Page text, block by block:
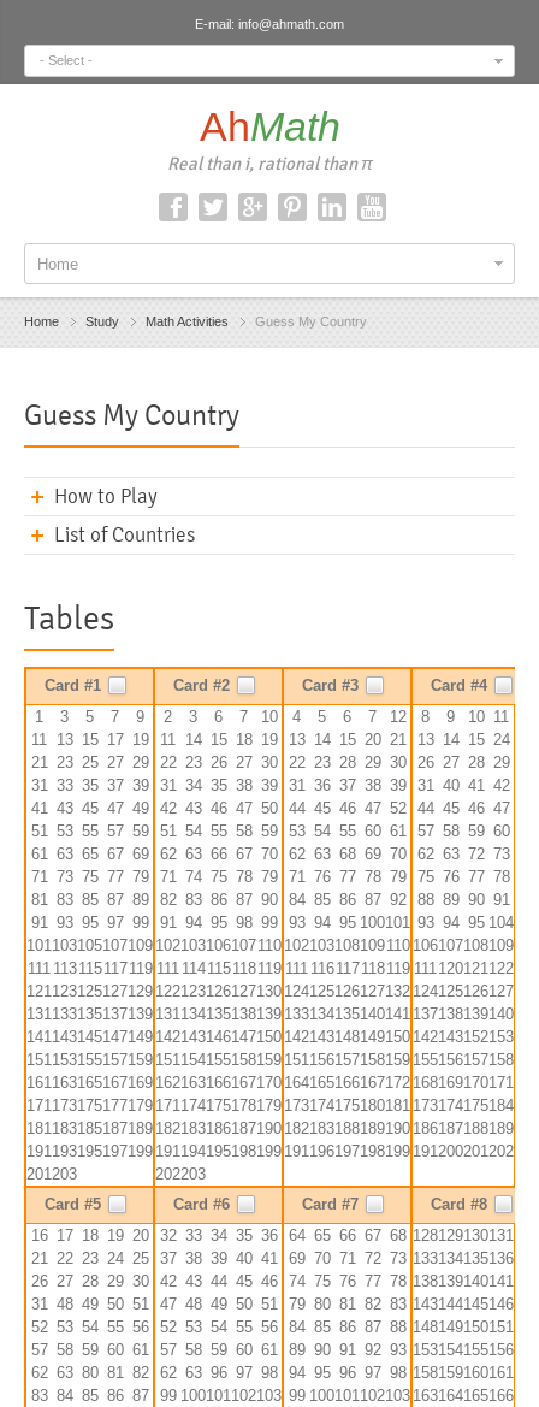
E-mail: info@ahmath.com
- Select -
AhMath
Real than i, rational than π
Home
Home Study Math Activities Guess My Country
Guess My Country
How to Play
List of Countries
Tables
Card #1
1
3 5 7
9
11 13 15 17 19
21 23 25 27 29
31 33 35 37 39
41 43 45 47 49
51 53 55 57 59
61 63 65 67 69
71 73 75 77 79
81 83 85 87 89
91 93 95 97 99
101103105107109
111 113115117119
121123125127129
131133135137139
141143145147149
151153155157159
161163165167169
171173175177179
181183185187189
191193195197199
201203
Card #2
2
3 6 7
10
11 14 15 18 19
22 23 26 27 30
31 34 35 38 39
42 43 46 47 50
51 54 55 58 59
62 63 66 67 70
71 74 75 78 79
82 83 86 87 90
91 94 95 98 99
102103106107110
111 114115118119
122123126127130
131134135138139
142143146147150
151154155158159
162163166167170
171174175178179
182183186187190
191194195198199
202203
Card #3
4
5 6 7
12
13 14 15 20 21
22 23 28 29 30
31 36 37 38 39
44 45 46 47 52
53 54 55 60 61
62 63 68 69 70
71 76 77 78 79
84 85 86 87 92
93 94 95 100101
102103108109110
111 116117118119
124125126127132
133134135140141
142143148149150
151156157158159
164165166167172
173174175180181
182183188189190
191196197198199
Card #4
8
9 10 11
13 14 15 24
26 27 28 29
31 40 41 42
44 45 46 47
57 58 59 60
62 63 72 73
75 76 77 78
88 89 90 91
93 94 95 104
106107108109
111120121122
124125126127
137138139140
142143152153
155156157158
168169170171
173174175184
186187188189
191200201202203
Card #5
16 17 18 19 20
21 22 23 24 25
26 27 28 29 30
31 48 49 50 51
52 53 54 55 56
57 58 59 60 61
62 63 80 81 82
83 84 85 86 87
Card #6
32 33 34 35 36
37 38 39 40 41
42 43 44 45 46
47 48 49 50 51
52 53 54 55 56
57 58 59 60 61
62 63 96 97 98
99 100101102103
Card #7
64 65 66 67 68
69 70 71 72 73
74 75 76 77 78
79 80 81 82 83
84 85 86 87 88
89 90 91 92 93
94 95 96 97 98
99 100101102103
Card #8
128129130131
133134135136
138139140141
143144145146
148149150151
153154155156
158159160161
163164165166